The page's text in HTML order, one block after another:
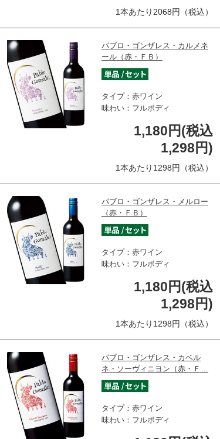
1本あたり2068円（税込）
パブロ・ゴンザレス・カルメネ
ール（赤・ＦＢ）
タイプ：赤ワイン
味わい：フルボディ
1,180円(税込
1,298円)
1本あたり1298円（税込）
パブロ・ゴンザレス・メルロー
（赤・ＦＢ）
タイプ：赤ワイン
味わい：フルボディ
1,180円(税込
1,298円)
1本あたり1298円（税込）
パブロ・ゴンザレス・カベル
ネ・ソーヴィニヨン（赤・Ｆ…
タイプ：赤ワイン
味わい：フルボディ